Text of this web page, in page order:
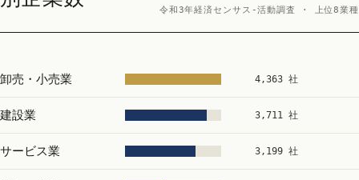
令和3年経済センサス‐活動調査 · 上位8業種
卸売・小売業 4,363 社
建設業 3,711 社
サービス業 3,199 社